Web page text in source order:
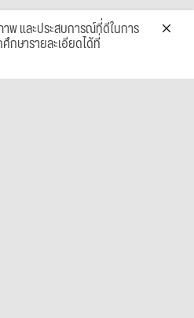
พ และประสบการณ์ที่ดีในการ
ษารายละเอียดได้ที่